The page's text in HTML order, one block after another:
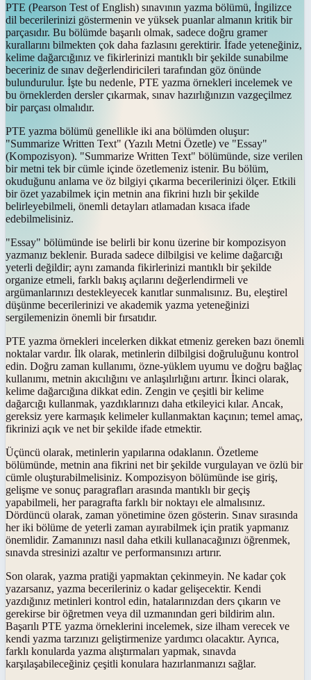
PTE (Pearson Test of English) sınavının yazma bölümü, İngilizce
dil becerilerinizi göstermenin ve yüksek puanlar almanın kritik bir
parçasıdır. Bu bölümde başarılı olmak, sadece doğru gramer
kurallarını bilmekten çok daha fazlasını gerektirir. İfade yeteneğiniz,
kelime dağarcığınız ve fikirlerinizi mantıklı bir şekilde sunabilme
beceriniz de sınav değerlendiricileri tarafından göz önünde
bulundurulur. İşte bu nedenle, PTE yazma örnekleri incelemek ve
bu örneklerden dersler çıkarmak, sınav hazırlığınızın vazgeçilmez
bir parçası olmalıdır.
PTE yazma bölümü genellikle iki ana bölümden oluşur:
"Summarize Written Text" (Yazılı Metni Özetle) ve "Essay"
(Kompozisyon). "Summarize Written Text" bölümünde, size verilen
bir metni tek bir cümle içinde özetlemeniz istenir. Bu bölüm,
okuduğunu anlama ve öz bilgiyi çıkarma becerilerinizi ölçer. Etkili
bir özet yazabilmek için metnin ana fikrini hızlı bir şekilde
belirleyebilmeli, önemli detayları atlamadan kısaca ifade
edebilmelisiniz.
"Essay" bölümünde ise belirli bir konu üzerine bir kompozisyon
yazmanız beklenir. Burada sadece dilbilgisi ve kelime dağarcığı
yeterli değildir; aynı zamanda fikirlerinizi mantıklı bir şekilde
organize etmeli, farklı bakış açılarını değerlendirmeli ve
argümanlarınızı destekleyecek kanıtlar sunmalısınız. Bu, eleştirel
düşünme becerilerinizi ve akademik yazma yeteneğinizi
sergilemenizin önemli bir fırsatıdır.
PTE yazma örnekleri incelerken dikkat etmeniz gereken bazı önemli
noktalar vardır. İlk olarak, metinlerin dilbilgisi doğruluğunu kontrol
edin. Doğru zaman kullanımı, özne-yüklem uyumu ve doğru bağlaç
kullanımı, metnin akıcılığını ve anlaşılırlığını artırır. İkinci olarak,
kelime dağarcığına dikkat edin. Zengin ve çeşitli bir kelime
dağarcığı kullanmak, yazdıklarınızı daha etkileyici kılar. Ancak,
gereksiz yere karmaşık kelimeler kullanmaktan kaçının; temel amaç,
fikrinizi açık ve net bir şekilde ifade etmektir.
Üçüncü olarak, metinlerin yapılarına odaklanın. Özetleme
bölümünde, metnin ana fikrini net bir şekilde vurgulayan ve özlü bir
cümle oluşturabilmelisiniz. Kompozisyon bölümünde ise giriş,
gelişme ve sonuç paragrafları arasında mantıklı bir geçiş
yapabilmeli, her paragrafta farklı bir noktayı ele almalısınız.
Dördüncü olarak, zaman yönetimine özen gösterin. Sınav sırasında
her iki bölüme de yeterli zaman ayırabilmek için pratik yapmanız
önemlidir. Zamanınızı nasıl daha etkili kullanacağınızı öğrenmek,
sınavda stresinizi azaltır ve performansınızı artırır.
Son olarak, yazma pratiği yapmaktan çekinmeyin. Ne kadar çok
yazarsanız, yazma becerileriniz o kadar gelişecektir. Kendi
yazdığınız metinleri kontrol edin, hatalarınızdan ders çıkarın ve
gerekirse bir öğretmen veya dil uzmanından geri bildirim alın.
Başarılı PTE yazma örneklerini incelemek, size ilham verecek ve
kendi yazma tarzınızı geliştirmenize yardımcı olacaktır. Ayrıca,
farklı konularda yazma alıştırmaları yapmak, sınavda
karşılaşabileceğiniz çeşitli konulara hazırlanmanızı sağlar.